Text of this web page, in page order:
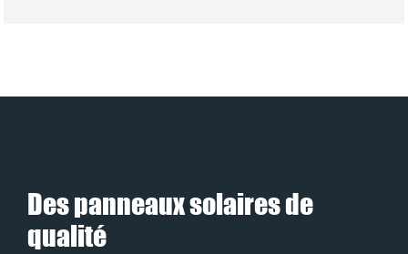
Des panneaux solaires de
qualité